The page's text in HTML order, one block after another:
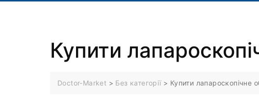
Купити
Doctor-Market > Без категорії> Купити лапароскопічне